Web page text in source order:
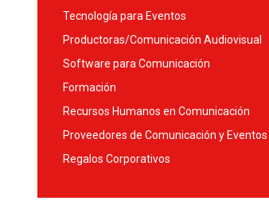
Tecnología para Eventos
Productoras/Comunicación Audiovisual
Software para Comunicación
Formación
Recursos Humanos en Comunicación
Proveedores de Comunicación y Eventos
Regalos Corporativos